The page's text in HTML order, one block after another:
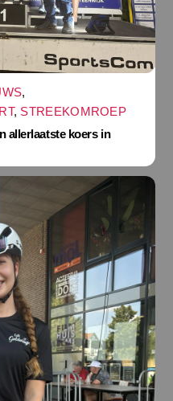
,
, STREEKOMROEP
allerlaatste koers in